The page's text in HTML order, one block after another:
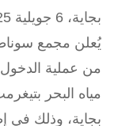
بجاية، 6 جويلية 2025
يُعلن مجمع
من عملية الدخول
مياه البحر
بجاية، وذلك في